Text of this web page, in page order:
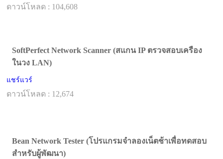
ดาวน์โหลด : 104,608
SoftPerfect Network Scanner (สแกน IP ตรวจสอบเครือง
ในวง LAN)
แชร์แวร์
ดาวน์โหลด : 12,674
Bean Network Tester (โปรแกรมจำลองเน็ตช้าเพื่อทดสอบ
สำหรับผู้พัฒนา)